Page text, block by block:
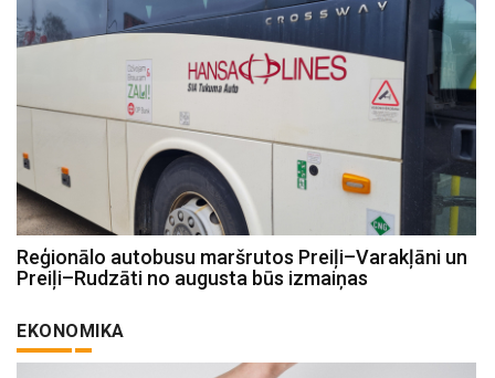
Reģionālo autobusu maršrutos Preiļi–Varakļāni un
Preiļi–Rudzāti no augusta būs izmaiņas
EKONOMIKA